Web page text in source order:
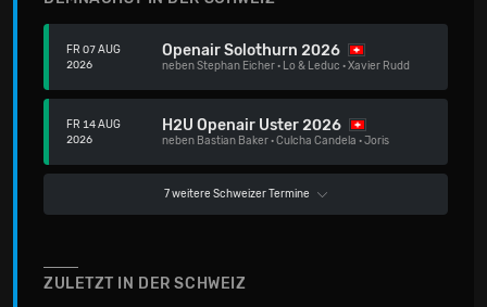
FR 07 AUG
2026
Openair Solothurn 2026
nebenStephan Eicher· Lo & Leduc ·Xavier Rudd
FR 14 AUG
2026
H2U Openair Uster 2026
neben Bastian Baker·Culcha Candela ·Joris
7 weitere Schweizer Termine
ZULETZT IN DER SCHWEIZ